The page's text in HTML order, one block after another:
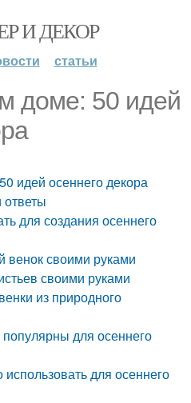
И ДЕКОР
статьи
доме: 50 идей
идей осеннего декора
для создания осеннего
венок своими руками
своими руками
из природного
для осеннего
для осеннего